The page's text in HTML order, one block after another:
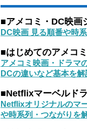
■アメコミ・DC映画
DC映画 見る順番や時
■はじめてのアメコ
アメコミ映画・ドラマ
DCの違いなど基本を解
■Netflixマーベルド
Netflixオリジナルのマ
や時系列・つながりを